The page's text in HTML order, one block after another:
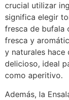
crucial utilizar
significa elegir
fresca de bufala
fresca y
y naturales hace
delicioso, ideal
como aperitivo.
Además, la